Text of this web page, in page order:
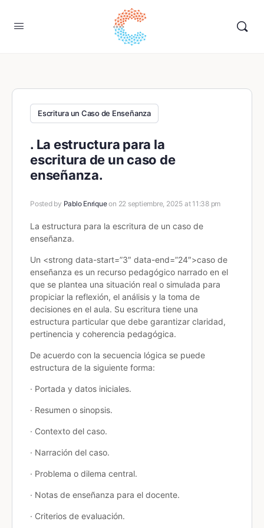
Escritura un Caso de Enseñanza
. La estructura para la
escritura de un caso de
enseñanza.
Posted by Pablo Enriqueon 22 septiembre, 2025 at 11:38 pm
La estructura para la escritura de un caso de
enseñanza.
Un <strong data-start=”3″ data-end=”24″>caso de
enseñanza es un recurso pedagógico narrado en el
que se plantea una situación real o simulada para
propiciar la reflexión, el análisis y la toma de
decisiones en el aula. Su escritura tiene una
estructura particular que debe garantizar claridad,
pertinencia y coherencia pedagógica.
De acuerdo con la secuencia lógica se puede
estructura de la siguiente forma:
· Portada y datos iniciales.
· Resumen o sinopsis.
· Contexto del caso.
· Narración del caso.
· Problema o dilema central.
· Notas de enseñanza para el docente.
· Criterios de evaluación.